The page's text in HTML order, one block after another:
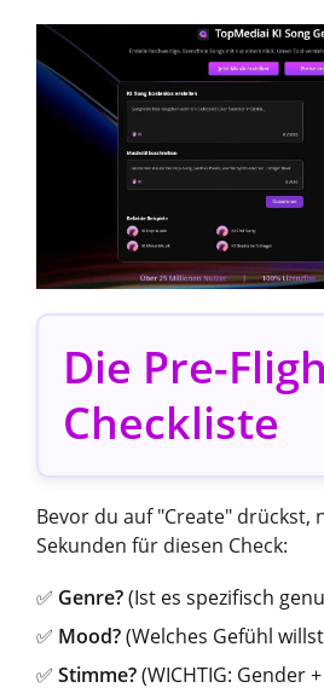
Die Pre-
Checkliste
Bevor du auf "Create" drückst,
Sekunden für diesen Check:
✅ Genre?(Ist es spezifisch
✅ Mood?(Welches Gefühl
✅ Stimme?(WICHTIG: Gender